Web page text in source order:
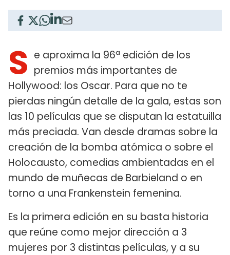
S e aproxima la 96ª edición de los
premios más importantes de
Hollywood: los Oscar. Para que no te
pierdas ningún detalle de la gala, estas son
las 10 películas que se disputan la estatuilla
más preciada. Van desde dramas sobre la
creación de la bomba atómica o sobre el
Holocausto, comedias ambientadas en el
mundo de muñecas de Barbieland o en
torno a una Frankenstein femenina.
Es la primera edición en su basta historia
que reúne como mejor dirección a 3
mujeres por 3 distintas películas, y a su